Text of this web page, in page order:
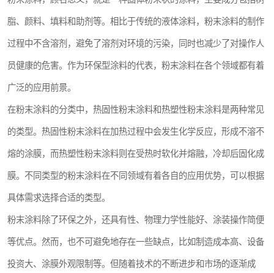
脂、颜料、填料和助剂等。相比于传统的液体涂料，粉末涂料的制作
过程中不含溶剂，避免了溶剂对环境的污染，同时也减少了对操作人
员健康的危害。作为环保型涂料的代表，粉末涂料在各个领域都有着
广泛的应用前景。
在粉末涂料的分类中，热固性粉末涂料和热塑性粉末涂料是两种常见
的类型。热固性粉末涂料在加热过程中会发生化学反应，形成不溶不
熔的涂膜，而热塑性粉末涂料则在受热时软化并熔融，冷却后固化成
膜。不同类型的粉末涂料在不同领域有着各自的应用优势，可以根据
具体需求选择合适的类型。
粉末涂料除了环保之外，还具有性、物理力学性能好、涂装操作简便
等优点。然而，也不可避免地存在一些缺点，比如制造成本高、设备
投资大、涂膜外观限制等。但随着技术的不断进步和市场的逐渐成